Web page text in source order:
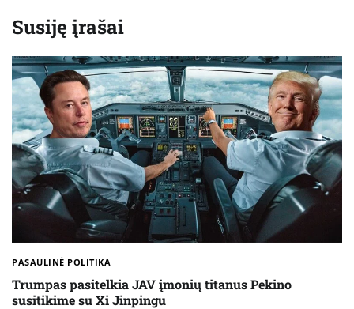
Susiję įrašai
PASAULINĖ POLITIKA
Trumpas pasitelkia JAV įmonių titanus Pekino
susitikime su Xi Jinpingu